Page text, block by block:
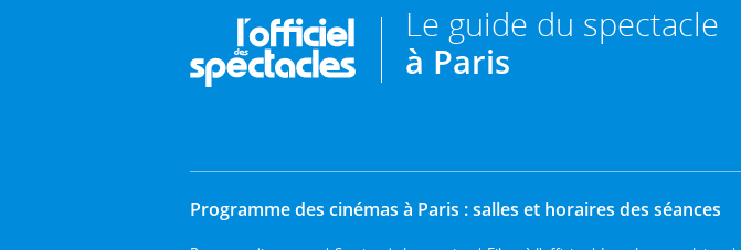
Le guide du spectacle
à Paris
Programme des cinémas à Paris : salles et horaires des séances